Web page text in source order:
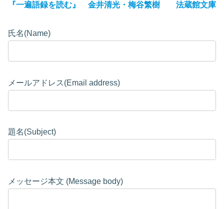
『一遍語録を読む』 金井清光・梅谷繁樹 法蔵館文庫
氏名(Name)
メールアドレス(Email address)
題名(Subject)
メッセージ本文 (Message body)